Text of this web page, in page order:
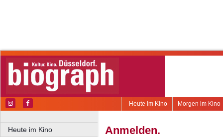
Morgen im Kino
Heute im Kino
Heute im Kino
Anmelden.